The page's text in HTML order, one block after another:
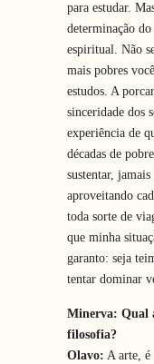
para estudar.
determinação
espiritual. Não
mais pobres
estudos. A
sinceridade dos
experiência de
décadas de
sustentar,
aproveitando
toda sorte de
que minha
garanto: seja
tentar dominar
Minerva: Qual
filosofia?
Olavo: A arte, é